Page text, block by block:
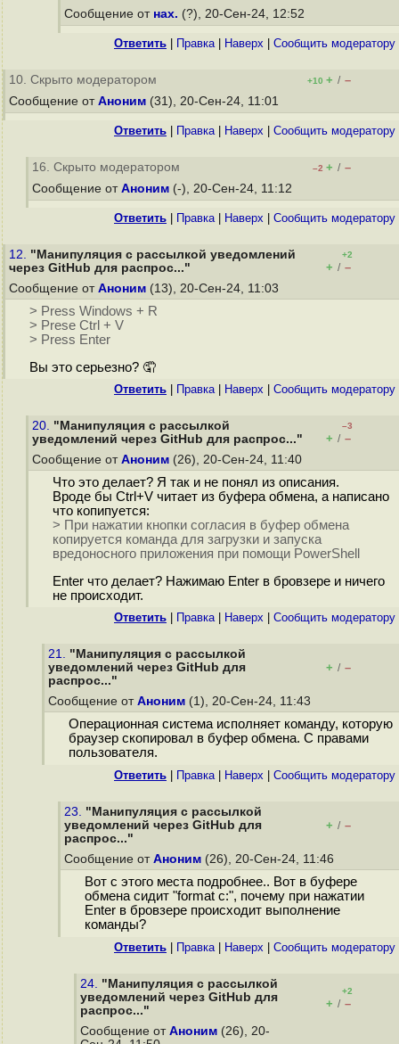
Сообщение от нах. (?), 20-Сен-24, 12:52
Ответить Правка| Наверх Cообщить модератору
10. Скрыто модератором +10 + / –
Сообщение от Аноним (31), 20-Сен-24, 11:01
Ответить Правка| Наверх Cообщить модератору
16. Скрыто модератором –2 + / –
Сообщение от Аноним (-), 20-Сен-24, 11:12
Ответить Правка| Наверх Cообщить модератору
12. "Манипуляция с рассылкой уведомлений
через GitHub для распрос..."
+2
+ / –
Сообщение от Аноним (13), 20-Сен-24, 11:03
> Press Windows + R
> Prese Ctrl + V
> Press Enter
Вы это серьезно? 🤦
Ответить Правка| Наверх Cообщить модератору
20. "Манипуляция с рассылкой
уведомлений через GitHub для распрос..."
–3
+ / –
Сообщение от Аноним (26), 20-Сен-24, 11:40
Что это делает? Я так и не понял из описания.
Вроде бы Ctrl+V читает из буфера обмена, а написано
что копипуется:
> При нажатии кнопки согласия в буфер обмена
копируется команда для загрузки и запуска
вредоносного приложения при помощи PowerShell
Enter что делает? Нажимаю Enter в бровзере и ничего
не происходит.
Ответить Правка| Наверх Cообщить модератору
21. "Манипуляция с рассылкой
уведомлений через GitHub для
распрос..."
+ / –
Сообщение от Аноним (1), 20-Сен-24, 11:43
Операционная система исполняет команду, которую
браузер скопировал в буфер обмена. С правами
пользователя.
Ответить Правка| Наверх Cообщить модератору
23. "Манипуляция с рассылкой
уведомлений через GitHub для
распрос..."
+ / –
Сообщение от Аноним (26), 20-Сен-24, 11:46
Вот с этого места подробнее.. Вот в буфере
обмена сидит "format c:", почему при нажатии
Enter в бровзере происходит выполнение
команды?
Ответить Правка| Наверх Cообщить модератору
24. "Манипуляция с рассылкой
уведомлений через GitHub для
распрос..."
+2
+ / –
Сообщение от Аноним (26), 20-